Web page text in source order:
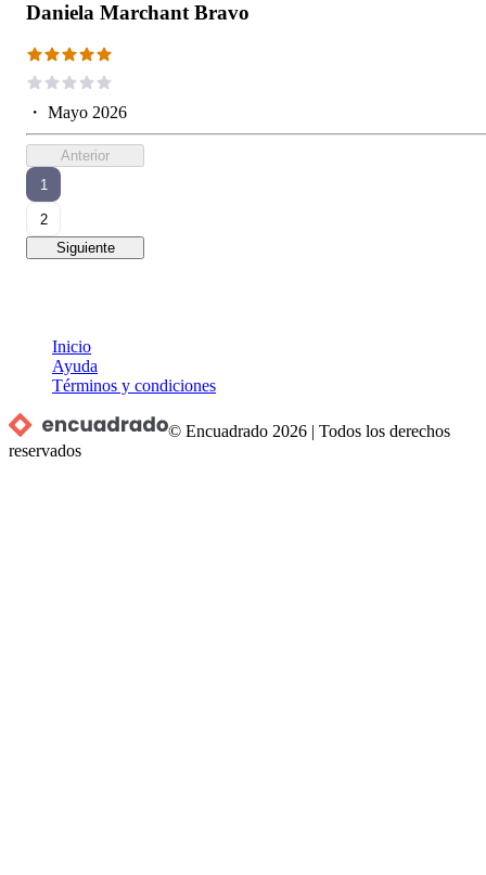
Daniela Marchant Bravo
・ Mayo 2026
Anterior
1
2
Siguiente
Inicio
Ayuda
Términos y condiciones
© Encuadrado 2026 |Todos los derechos
reservados